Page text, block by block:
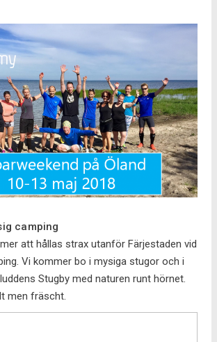
camping
att hållas strax utanför Färjestaden vid
Vi kommer bo i mysiga stugor och i
Stugby med naturen runt hörnet.
men fräscht.